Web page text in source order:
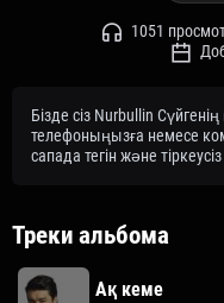
1051
Бізде сіз Nurbullin
телефоныңызға немесе
сапада тегін және
Треки альбома
Ақ кеме